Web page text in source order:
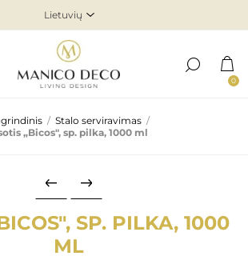
0
/ Stalo serviravimas /
„Bicos", sp. pilka, 1000 ml
SP. PILKA, 1000
ML